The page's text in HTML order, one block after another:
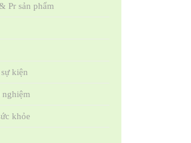
Pr sản phẩm
kiện
nghiệm
khỏe